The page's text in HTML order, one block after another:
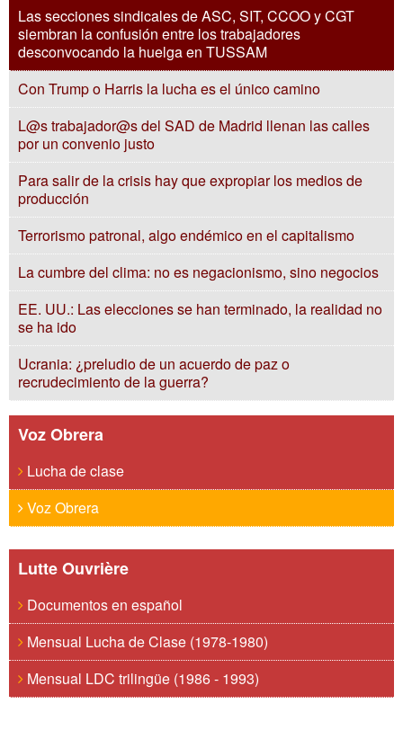
Las secciones sindicales de ASC, SIT, CCOO y CGT
siembran la confusión entre los trabajadores
desconvocando la huelga en TUSSAM
Con Trump o Harris la lucha es el único camino
L@s trabajador@s del SAD de Madrid llenan las calles
por un convenio justo
Para salir de la crisis hay que expropiar los medios de
producción
Terrorismo patronal, algo endémico en el capitalismo
La cumbre del clima: no es negacionismo, sino negocios
EE. UU.: Las elecciones se han terminado, la realidad no
se ha ido
Ucrania: ¿preludio de un acuerdo de paz o
recrudecimiento de la guerra?
Voz Obrera
Lucha de clase
Voz Obrera
Lutte Ouvrière
Documentos en español
Mensual Lucha de Clase (1978-1980)
Mensual LDC trilingüe (1986 - 1993)